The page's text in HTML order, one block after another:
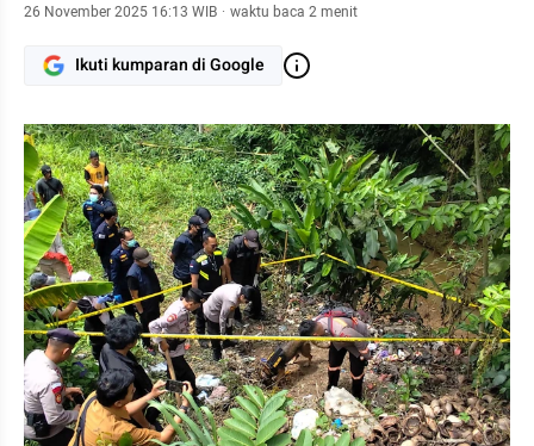
26 November 2025 16:13 WIB · waktu baca 2 menit
Ikuti kumparan di Google